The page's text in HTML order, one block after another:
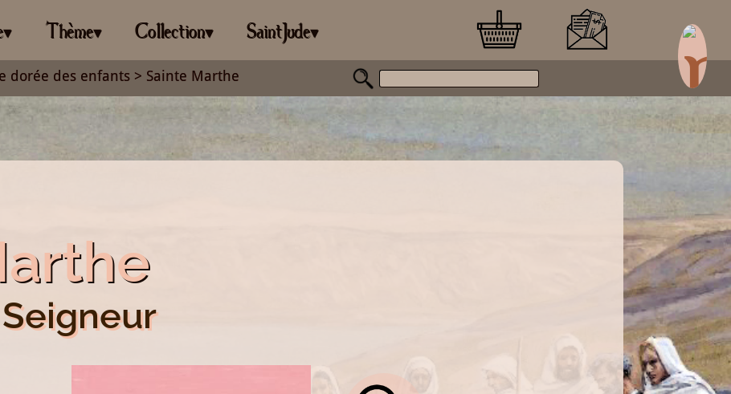
▾ Thème▾ Collection▾ SaintJude▾
dorée des enfants> Sainte Marthe